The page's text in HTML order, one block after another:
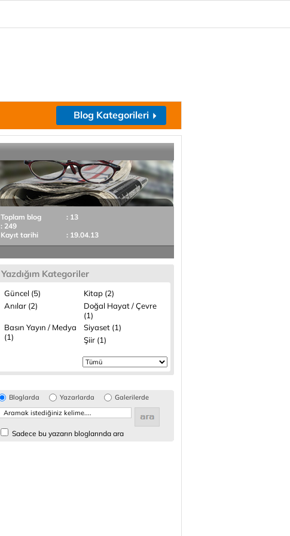
Blog Kategorileri
Toplam blog
: 13
: 249
Kayıt tarihi
: 19.04.13
Yazdığım Kategoriler
Güncel (5)
Kitap (2)
Anılar (2)
Doğal Hayat / Çevre
(1)
Basın Yayın / Medya
(1)
Siyaset (1)
Şiir (1)
Bloglarda Yazarlarda Galerilerde
Sadece bu yazarın bloglarında ara